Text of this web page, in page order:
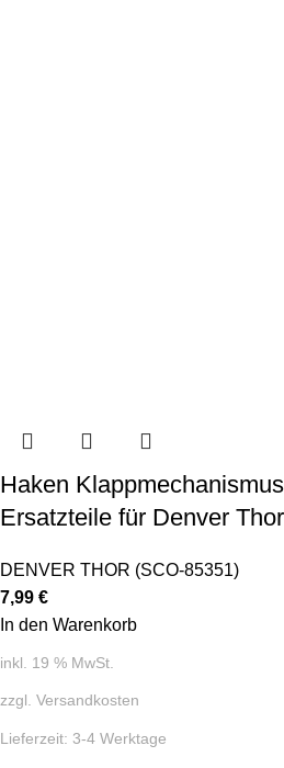
Haken
Ersatzteile für Denver
DENVER THOR (SCO-85351)
7,99 €
In den Warenkorb
inkl. 19 % MwSt.
zzgl. Versandkosten
Lieferzeit: 3-4 Werktage